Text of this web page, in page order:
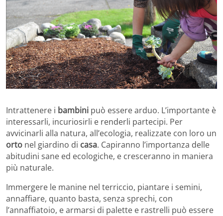
Intrattenere i bambini può essere arduo. L’importante è
interessarli, incuriosirli e renderli partecipi. Per
avvicinarli alla natura, all’ecologia, realizzate con loro un
orto nel giardino di casa. Capiranno l’importanza delle
abitudini sane ed ecologiche, e cresceranno in maniera
più naturale.
Immergere le manine nel terriccio, piantare i semini,
annaffiare, quanto basta, senza sprechi, con
l’annaffiatoio, e armarsi di palette e rastrelli può essere